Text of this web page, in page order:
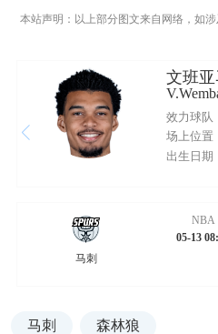
本站声明：以上部分图文来自网络，如
文班亚
效力球队
场上位置
出生日期
马刺
NBA
05-13
马刺 森林狼